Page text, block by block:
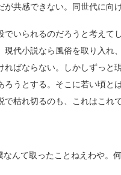
共感できない。同世代に向
いられるのだろうと考えて
代小説なら風俗を取り入れ
ばならない。しかしずっと
うとする。そこに若い頃
枯れ切るのも、これはこれ
て取ったことねえわや。何